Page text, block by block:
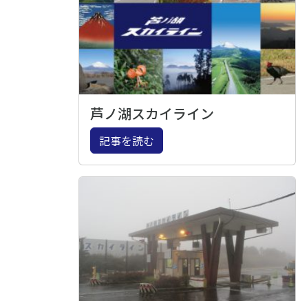
芦ノ湖スカイライン
記事を読む